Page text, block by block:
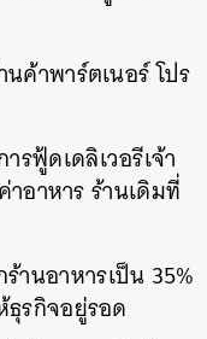
ค้าพาร์ตเนอร์ โปร
ฟู้ดเดลิเวอรีเจ้า
อาหาร ร้านเดิมที่
นอาหารเป็น 35%
รกิจอยู่รอด